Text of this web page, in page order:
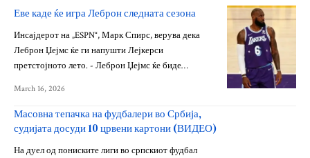
Еве каде ќе игра Леброн следната сезона
Инсајдерот на „ESPN“, Марк Спирс, верува дека
Леброн Џејмс ќе ги напушти Лејкерси
претстојното лето. - Леброн Џејмс ќе биде…
March 16, 2026
Масовна тепачка на фудбалери во Србија,
судијата досуди 10 црвени картони (ВИДЕО)
На дуел од пониските лиги во српскиот фудбал